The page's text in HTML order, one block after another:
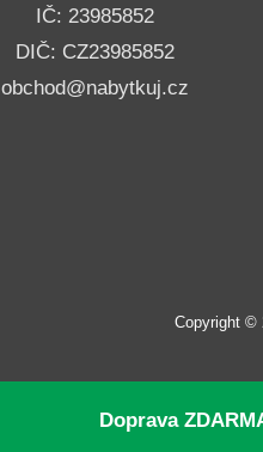
IČ: 23985852
DIČ: CZ23985852
obchod@nabytkuj.cz
Copyright ©
Doprava